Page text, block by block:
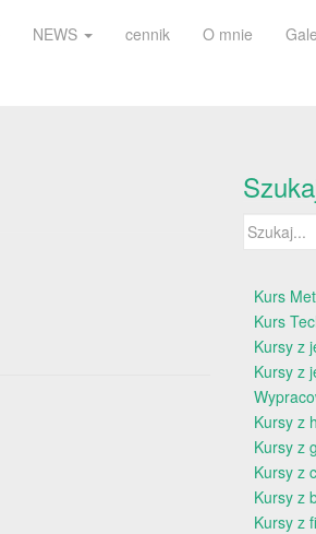
NEWS cennik O mnie
Szukaj:
Kurs
Kurs
Kursy z
Kursy z
Kursy z
Kursy z
Kursy z
Kursy z
Kursy z